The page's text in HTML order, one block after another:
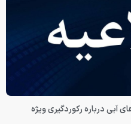
آبی درباره رکوردگیری ویژه